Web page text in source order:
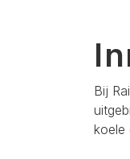
Bij
koele